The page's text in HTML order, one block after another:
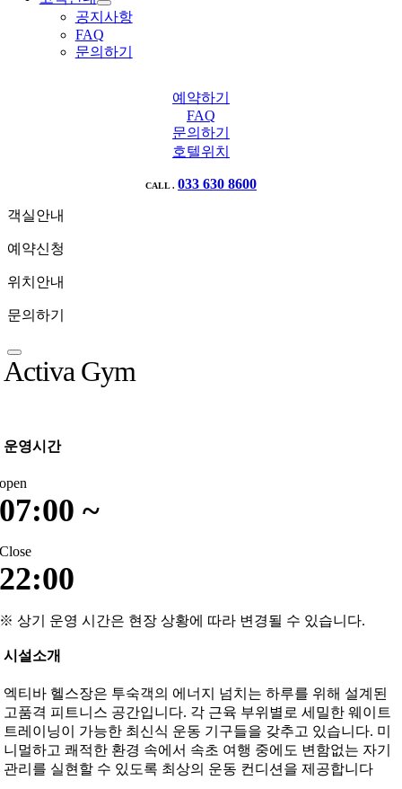
공지사항
FAQ
문의하기
예약하기
FAQ
문의하기
호텔위치
CALL . 033 630 8600
객실안내
예약신청
위치안내
문의하기
Activa Gym
운영시간
open
07:00 ~
Close
22:00
※ 상기 운영 시간은 현장 상황에 따라 변경될 수 있습니다.
시설소개
엑티바 헬스장은 투숙객의 에너지 넘치는 하루를 위해 설계된
고품격 피트니스 공간입니다. 각 근육 부위별로 세밀한 웨이트
트레이닝이 가능한 최신식 운동 기구들을 갖추고 있습니다. 미
니멀하고 쾌적한 환경 속에서 속초 여행 중에도 변함없는 자기
관리를 실현할 수 있도록 최상의 운동 컨디션을 제공합니다